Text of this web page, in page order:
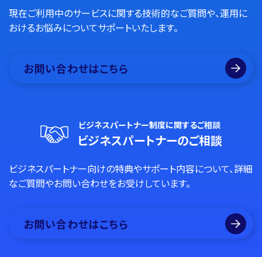
現在ご利用中のサービスに関する技術的なご質問や、運用に
おけるお悩みについてサポートいたします。
お問い合わせはこちら
ビジネスパートナー制度に関するご相談
ビジネスパートナーのご相談
ビジネスパートナー向けの特典やサポート内容について、詳細
なご質問やお問い合わせをお受けしています。
お問い合わせはこちら